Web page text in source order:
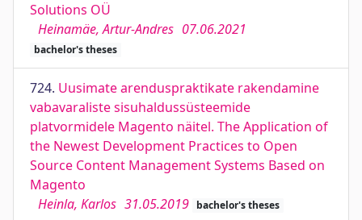
Solutions OÜ
Heinamäe, Artur-Andres 07.06.2021
bachelor's theses
724. Uusimate arenduspraktikate rakendamine
vabavaraliste sisuhaldussüsteemide
platvormidele Magento näitel. The Application of
the Newest Development Practices to Open
Source Content Management Systems Based on
Magento
Heinla, Karlos 31.05.2019 bachelor's theses